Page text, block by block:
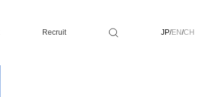
Recruit JP/EN/CH